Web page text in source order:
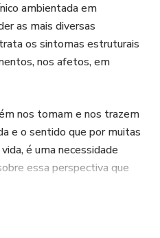
ambientada em
as mais diversas
os sintomas estruturais
nos afetos, em
nos tomam e nos trazem
e o sentido que por muitas
é uma necessidade
essa perspectiva que